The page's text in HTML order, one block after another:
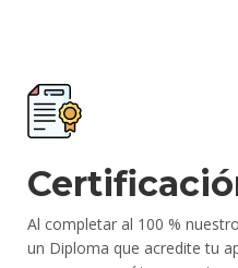
Al completar al 100 %
un Diploma que acredite tu